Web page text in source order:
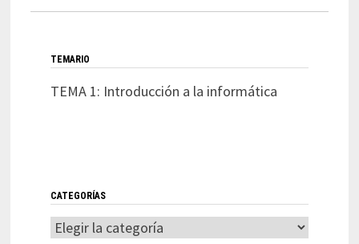
TEMARIO
TEMA 1: Introducción a la informática
CATEGORÍAS
Categorías